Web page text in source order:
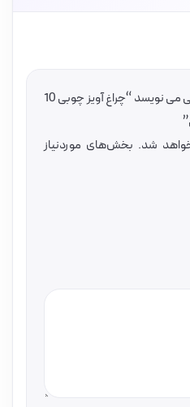
اولین کسی باشید که دیدگاهی می نویسد “چراغ آویز چوبی 10
شد. بخش‌های موردنیاز